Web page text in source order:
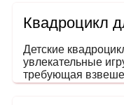
формы сигнала.
Квадроцикл
Детские
увлекательные
требующая
вы задумались,